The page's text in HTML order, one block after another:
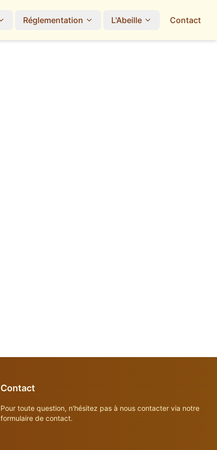
Réglementation L'Abeille Contact
Contact
Pour toute question, n'hésitez pas à nous contacter via notre
formulaire de contact.